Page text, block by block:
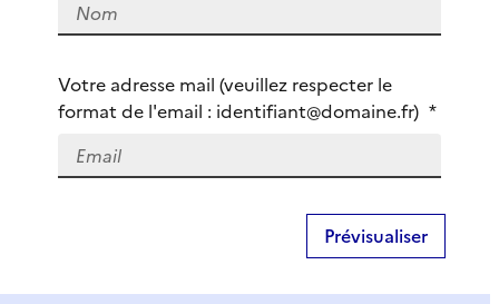
e
-
v
Votre adresse mail (veuillez respecter le
format de l'email : identifiant@domaine.fr) *